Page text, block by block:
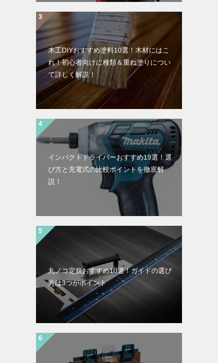
木工DIYおすすめ塗料10選！木材にはこ
れ！初心者向けに種類＆重ね塗りについ
て詳しく解説！
インパクトドライバーおすすめ19選！選
び方と充電式の比較ポイントを徹底解
説！
丸ノコ定規おすすめ10選！ガイドの選び
方は3つがポイント